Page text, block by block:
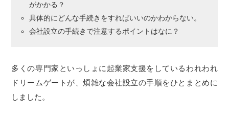
がかかる？
具体的にどんな手続きをすればいいのかわからない。
会社設立の手続きで注意するポイントはなに？
多くの専門家といっしょに起業家支援をしているわれわれ
ドリームゲートが、煩雑な会社設立の手順をひとまとめに
しました。